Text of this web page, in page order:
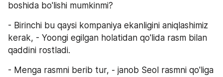
boshida bo'lishi mumkinmi?
- Birinchi bu qaysi kompaniya ekanligini aniqlashimiz
kerak, - Yoongi egilgan holatidan qo'lida rasm bilan
qaddini rostladi.
- Menga rasmni berib tur, - janob Seol rasmni qo'liga